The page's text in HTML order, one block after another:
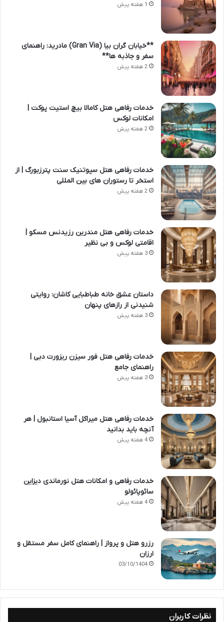
1 هفته پیش
**خیابان گران بیا (Gran Via) مادرید: راهنمای
سفر و جاذبه ها**
2 هفته پیش
خدمات رفاهی هتل کامالا بیچ استیت پوکت |
امکانات لوکس
2 هفته پیش
خدمات رفاهی هتل سپوتنیک سنت پترزبورگ | از
استخر تا رستوران های بین المللی
2 هفته پیش
خدمات رفاهی هتل مندرین رزیدنس مسکو |
اقامتی لوکس و بی نظیر
3 هفته پیش
داستان عشق خانه طباطبایی کاشان: روایتی
شنیدنی از رازهای پنهان
3 هفته پیش
خدمات رفاهی هتل فور سیزن ریزورت دبی |
راهنمای جامع
3 هفته پیش
خدمات رفاهی هتل میراکل آسیا استانبول | هر
آنچه باید بدانید
4 هفته پیش
خدمات رفاهی و امکانات هتل نورماندی دیزاین
سائوپائولو
4 هفته پیش
رزرو هتل و پرواز | راهنمای کامل سفر مستقل و
ارزان
03/10/1404
نظرات کاربران